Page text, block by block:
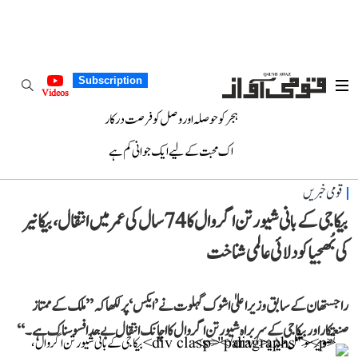
Subscription
Videos
ہجر کو حوصلہ اور وصل کو فرصت درکار
اک محبت کے لیے ایک جوانی کم ہے
قومی خبریں
بیکاجی کے بانی شیو رتن اگروال کا 74 سال کی عمر میں انتقال، بیکانیر
کی بُھجیا کو دلائی عالمی شناخت
راجستھان کے سابق وزیر اعلیٰ اشوک گہلوت نے ’ایکس‘ پر لکھا کہ ’’ملک کے ممتاز
صنعتکار اور بیکاجی کے سربراہ شیو رتن اگروال کا اچانک انتقال بے حد افسوسناک ہے۔‘‘